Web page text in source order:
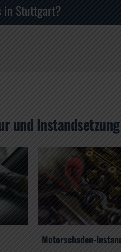
in Stuttgart?
und
Motorschaden-